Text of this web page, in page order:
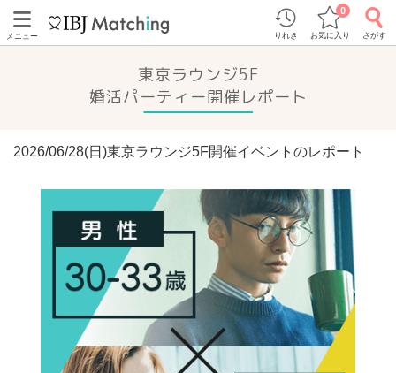
メニュー りれき お気に入り
0
さがす
東京ラウンジ5F
婚活パーティー開催レポート
2026/06/28(日)東京ラウンジ5F開催イベントのレポート